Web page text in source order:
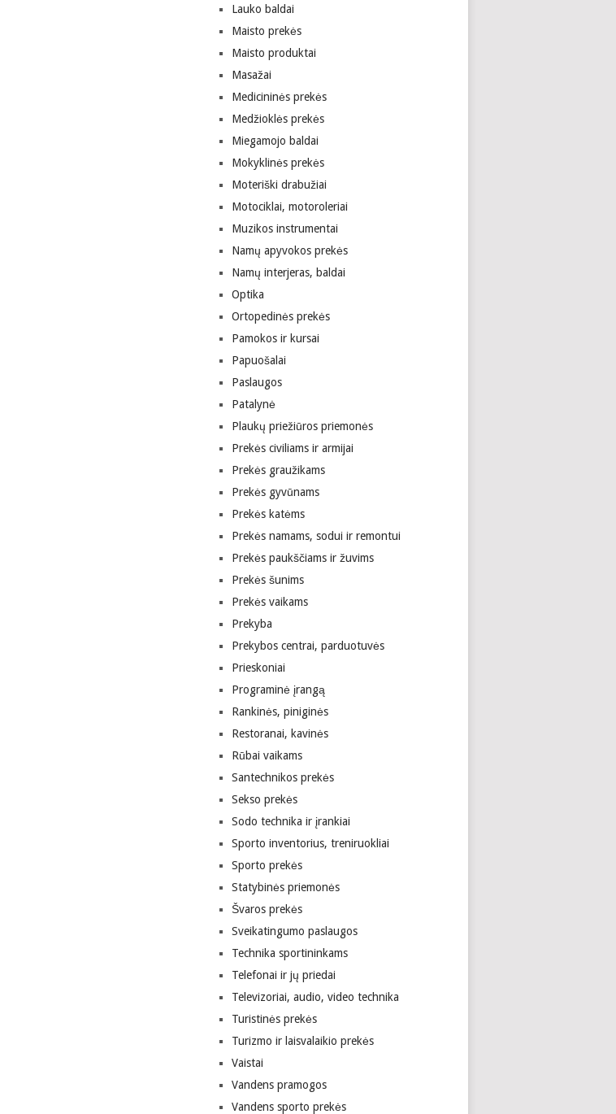
Lauko baldai
Maisto prekės
Maisto produktai
Masažai
Medicininės prekės
Medžioklės prekės
Miegamojo baldai
Mokyklinės prekės
Moteriški drabužiai
Motociklai, motoroleriai
Muzikos instrumentai
Namų apyvokos prekės
Namų interjeras, baldai
Optika
Ortopedinės prekės
Pamokos ir kursai
Papuošalai
Paslaugos
Patalynė
Plaukų priežiūros priemonės
Prekės civiliams ir armijai
Prekės graužikams
Prekės gyvūnams
Prekės katėms
Prekės namams, sodui ir remontui
Prekės paukščiams ir žuvims
Prekės šunims
Prekės vaikams
Prekyba
Prekybos centrai, parduotuvės
Prieskoniai
Programinė įrangą
Rankinės, piniginės
Restoranai, kavinės
Rūbai vaikams
Santechnikos prekės
Sekso prekės
Sodo technika ir įrankiai
Sporto inventorius, treniruokliai
Sporto prekės
Statybinės priemonės
Švaros prekės
Sveikatingumo paslaugos
Technika sportininkams
Telefonai ir jų priedai
Televizoriai, audio, video technika
Turistinės prekės
Turizmo ir laisvalaikio prekės
Vaistai
Vandens pramogos
Vandens sporto prekės